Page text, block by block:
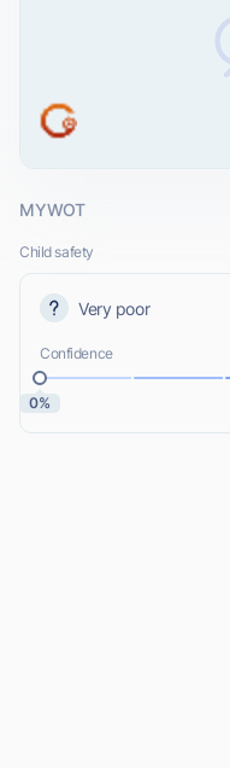
MYWOT
Child safety
Very poor
Confidence
0%